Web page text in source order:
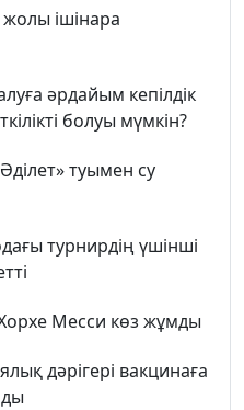
ішінара
әрдайым кепілдік
болуы мүмкін?
туымен су
турнирдің үшінші
Месси көз жұмды
дәрігері вакцинаға